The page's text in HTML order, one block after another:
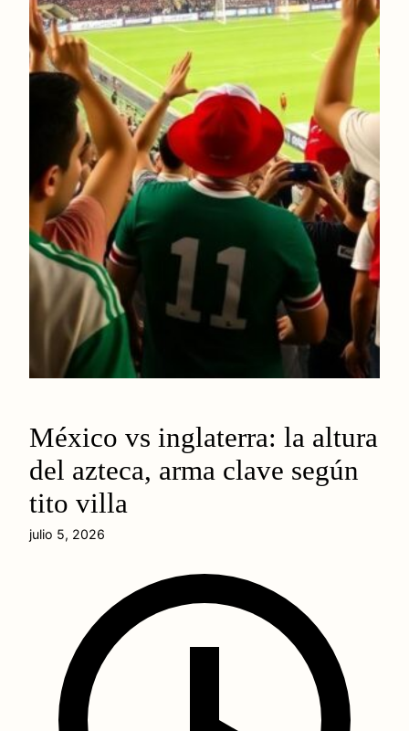
México vs inglaterra: la altura
del azteca, arma clave según
tito villa
julio 5, 2026